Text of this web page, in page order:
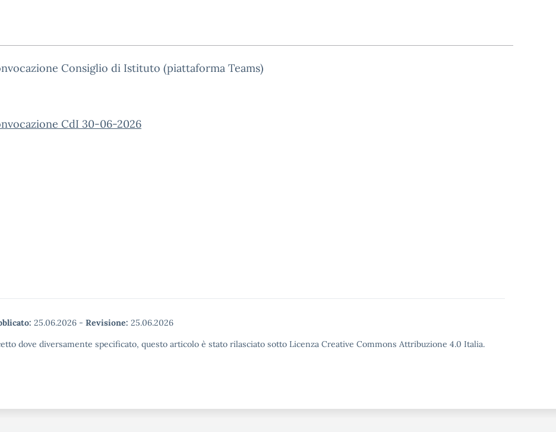
Consiglio di Istituto (piattaforma Teams)
CdI 30-06-2026
25.06.2026 - Revisione: 25.06.2026
dove diversamente specificato, questo articolo è stato rilasciato sotto Licenza Creative Commons Attribuzione 4.0 Italia.